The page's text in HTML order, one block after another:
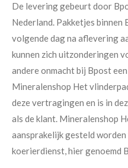
De levering gebeurt door
Nederland. Pakketjes binnen
volgende dag na aflevering
kunnen zich uitzonderingen
andere onmacht bij Bpost
Mineralenshop Het
deze vertragingen en is in
als de klant. Mineralenshop
aansprakelijk gesteld
koerierdienst, hier genoemd